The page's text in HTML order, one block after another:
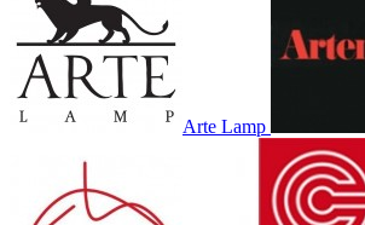
Arte Lamp